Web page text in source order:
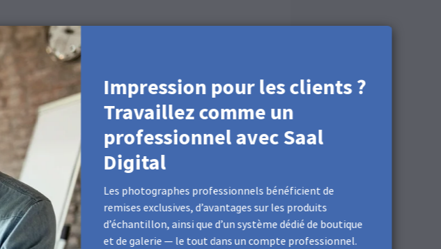
chiffon sec et doux en microfibres.
Impression pour les clients ?
Travaillez comme un
professionnel avec Saal
Digital
Les photographes professionnels bénéficient de
remises exclusives, d’avantages sur les produits
d’échantillon, ainsi que d’un système dédié de boutique
et de galerie — le tout dans un compte professionnel.